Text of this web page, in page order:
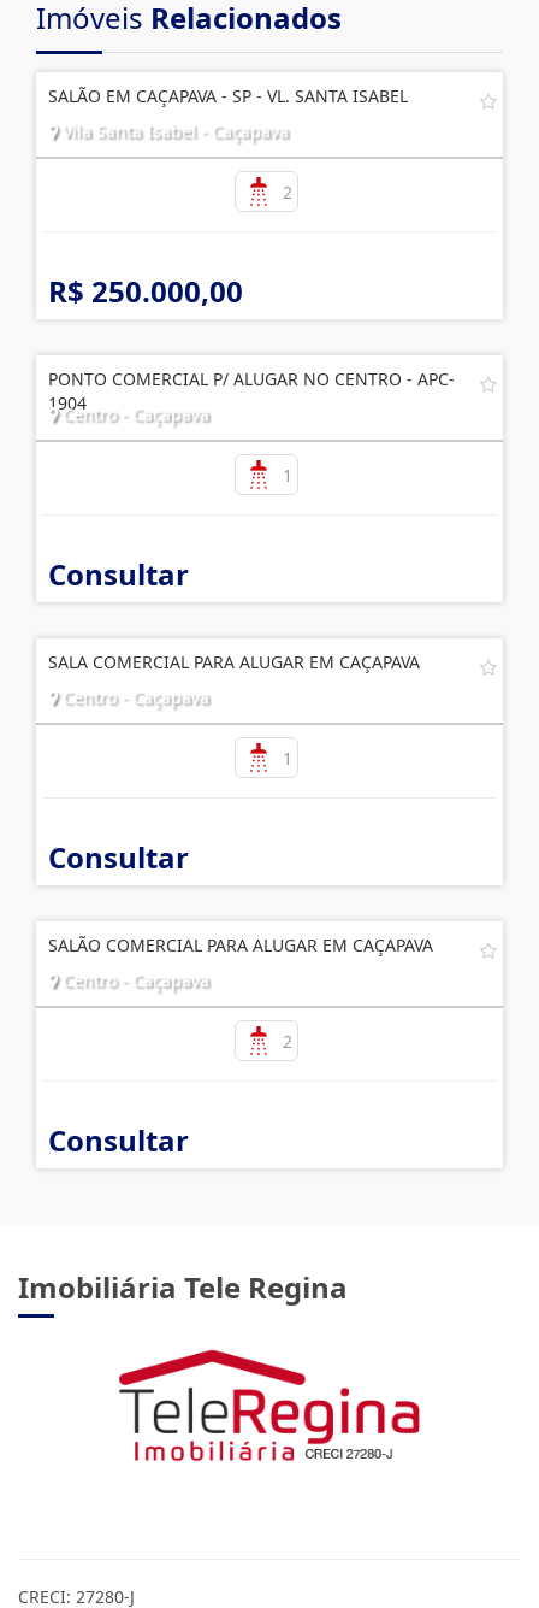
Imóveis Relacionados
SALÃO EM CAÇAPAVA - SP - VL. SANTA ISABEL
Vila Santa Isabel - Caçapava
2
R$ 250.000,00
PONTO COMERCIAL P/ ALUGAR NO CENTRO - APC-
1904
Centro - Caçapava
1
Consultar
SALA COMERCIAL PARA ALUGAR EM CAÇAPAVA
Centro - Caçapava
1
Consultar
SALÃO COMERCIAL PARA ALUGAR EM CAÇAPAVA
Centro - Caçapava
2
Consultar
Imobiliária Tele Regina
CRECI: 27280-J